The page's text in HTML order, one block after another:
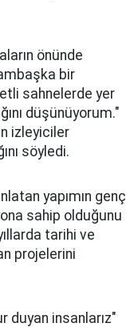
önünde
bir
sahnelerde yer
düşünüyorum."
izleyiciler
söyledi.
yapımın genç
sahip olduğunu
tarihi ve
projelerini
duyan insanlarız"